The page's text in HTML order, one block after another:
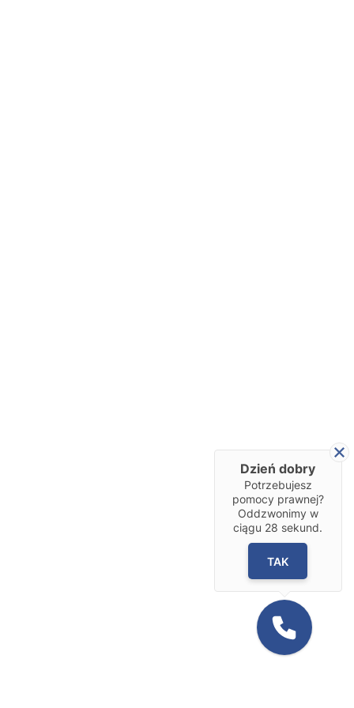
Dzień dobry
Potrzebujesz
pomocy prawnej?
Oddzwonimy w
ciągu 28 sekund.
TAK